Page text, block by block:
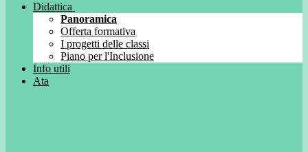
Didattica
Panoramica
Offerta formativa
I progetti delle classi
Piano per l'Inclusione
Info utili
Ata